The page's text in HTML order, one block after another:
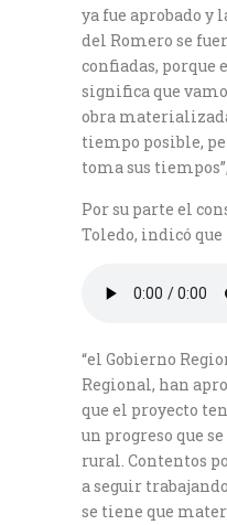
ya fue aprobado y
del Romero se
confiadas, porque
significa que
obra
tiempo posible,
toma sus
Por su parte el
Toledo, indicó que
“el Gobierno
Regional, han
que el proyecto
un progreso que
rural. Contentos
a seguir
se tiene que